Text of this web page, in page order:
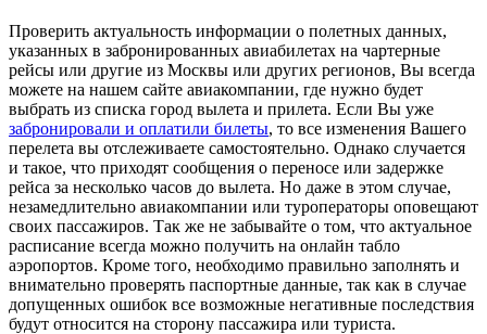
Проверить актуальность информации о полетных данных,
указанных в забронированных авиабилетах на чартерные
рейсы или другие из Москвы или других регионов, Вы всегда
можете на нашем сайте авиакомпании, где нужно будет
выбрать из списка город вылета и прилета. Если Вы уже
забронировали и оплатили билеты, то все изменения Вашего
перелета вы отслеживаете самостоятельно. Однако случается
и такое, что приходят сообщения о переносе или задержке
рейса за несколько часов до вылета. Но даже в этом случае,
незамедлительно авиакомпании или туроператоры оповещают
своих пассажиров. Так же не забывайте о том, что актуальное
расписание всегда можно получить на онлайн табло
аэропортов. Кроме того, необходимо правильно заполнять и
внимательно проверять паспортные данные, так как в случае
допущенных ошибок все возможные негативные последствия
будут относится на сторону пассажира или туриста.